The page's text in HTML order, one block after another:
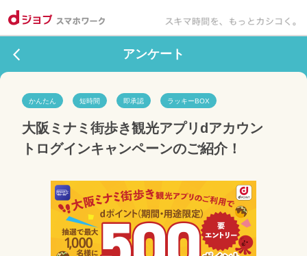
アンケート
かんたん 短時間 即承認 ラッキーBOX
大阪ミナミ街歩き観光アプリdアカウン
トログインキャンペーンのご紹介！